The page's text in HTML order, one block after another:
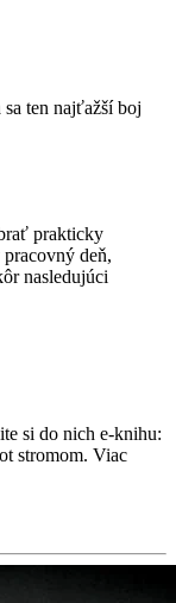
ten najťažší boj
prakticky
deň,
nasledujúci
si do nich e-knihu:
stromom. Viac